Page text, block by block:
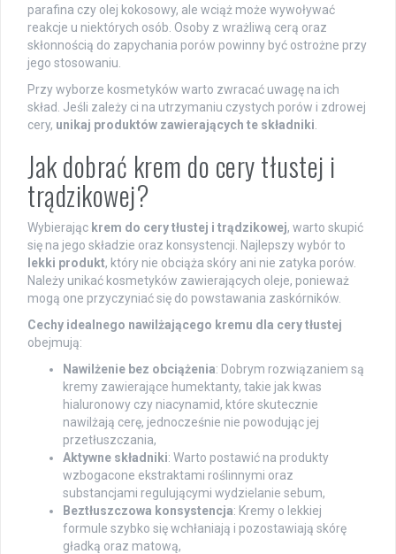
parafina czy olej kokosowy, ale wciąż może wywoływać
reakcje u niektórych osób. Osoby z wrażliwą cerą oraz
skłonnością do zapychania porów powinny być ostrożne przy
jego stosowaniu.
Przy wyborze kosmetyków warto zwracać uwagę na ich
skład. Jeśli zależy ci na utrzymaniu czystych porów i zdrowej
cery, unikaj produktów zawierających te składniki
Jak dobrać krem do cery tłustej i
trądzikowej?
Wybierając krem do cery tłustej i trądzikowej, warto skupić
się na jego składzie oraz konsystencji. Najlepszy wybór to
lekki produkt, który nie obciąża skóry ani nie zatyka porów.
Należy unikać kosmetyków zawierających oleje, ponieważ
mogą one przyczyniać się do powstawania zaskórników.
Cechy idealnego nawilżającego kremu dla cery tłustej
obejmują:
Nawilżenie bez obciążenia: Dobrym rozwiązaniem są
kremy zawierające humektanty, takie jak kwas
hialuronowy czy niacynamid, które skutecznie
nawilżają cerę, jednocześnie nie powodując jej
przetłuszczania,
Aktywne składniki: Warto postawić na produkty
wzbogacone ekstraktami roślinnymi oraz
substancjami regulującymi wydzielanie sebum,
Beztłuszczowa konsystencja: Kremy o lekkiej
formule szybko się wchłaniają i pozostawiają skórę
gładką oraz matową,